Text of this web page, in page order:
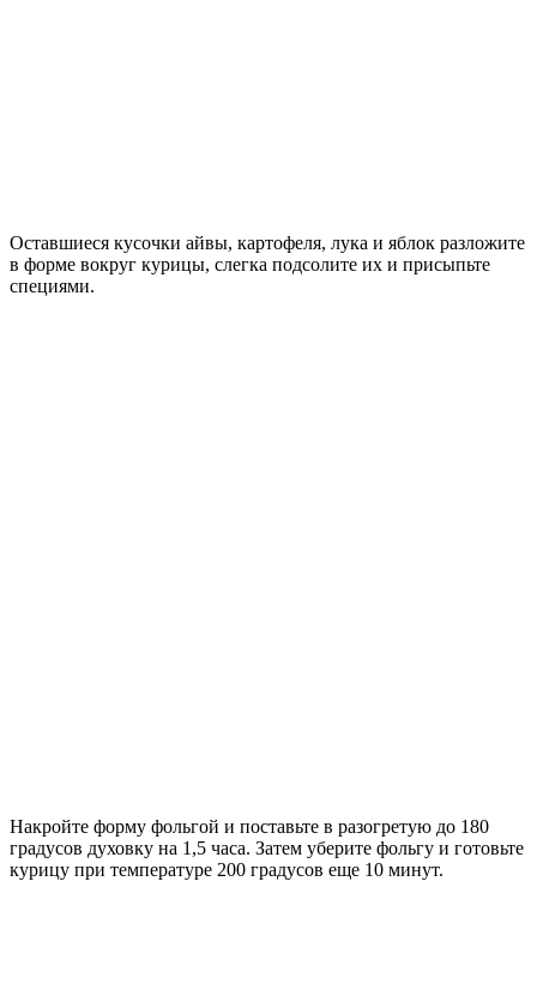
Оставшиеся кусочки айвы, картофеля, лука и яблок разложите
в форме вокруг курицы, слегка подсолите их и присыпьте
специями.
Накройте форму фольгой и поставьте в разогретую до 180
градусов духовку на 1,5 часа. Затем уберите фольгу и готовьте
курицу при температуре 200 градусов еще 10 минут.